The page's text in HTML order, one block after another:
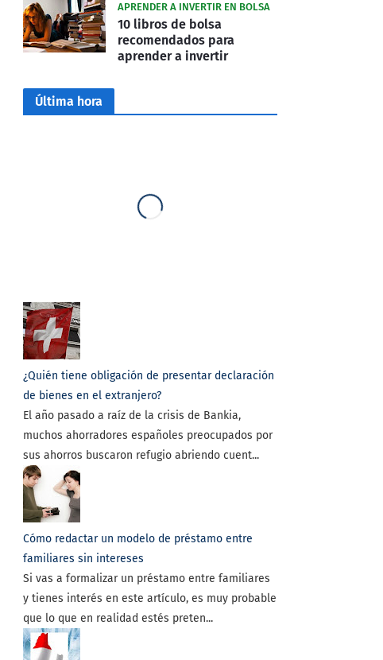
APRENDER A INVERTIR EN BOLSA
10 libros de bolsa
recomendados para
aprender a invertir
Última hora
¿Quién tiene obligación de presentar declaración
de bienes en el extranjero?
El año pasado a raíz de la crisis de Bankia,
muchos ahorradores españoles preocupados por
sus ahorros buscaron refugio abriendo cuent...
Cómo redactar un modelo de préstamo entre
familiares sin intereses
Si vas a formalizar un préstamo entre familiares
y tienes interés en este artículo, es muy probable
que lo que en realidad estés preten...